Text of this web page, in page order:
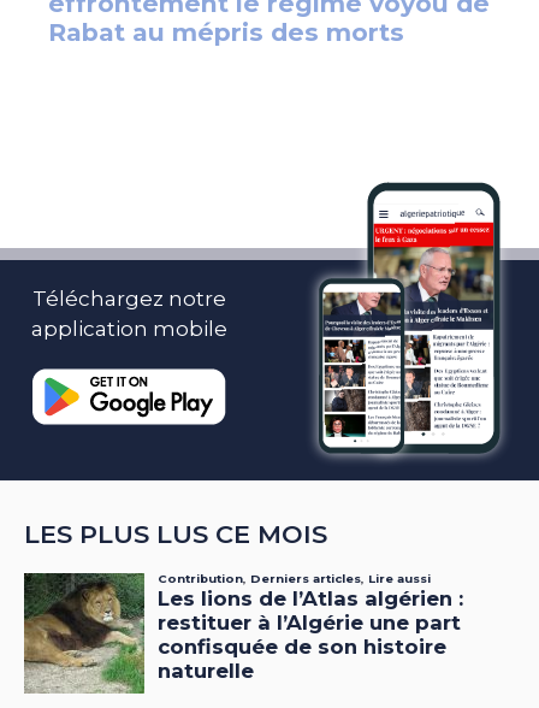
Téléchargez notre
application mobile
LES PLUS LUS CE MOIS